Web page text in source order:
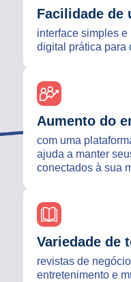
Facilidade de
interface simples
digital prática para
Aumento do
com uma
ajuda a manter
conectados à sua
Variedade de
revistas de
entretenimento e